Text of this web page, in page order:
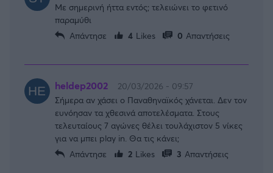
Με σημερινή ήττα εντός; τελειώνει το φετινό
παραμύθι
Απάντησε
4 Likes 0 Απαντήσεις
heldep2002
20/03/2026 - 09:57
Σήμερα αν χάσει ο Παναθηναϊκός χάνεται. Δεν τον
ευνόησαν τα χθεσινά αποτελέσματα. Στους
τελευταίους 7 αγώνες θέλει τουλάχιστον 5 νίκες
για να μπει play in. Θα τις κάνει;
Απάντησε
2 Likes 3 Απαντήσεις